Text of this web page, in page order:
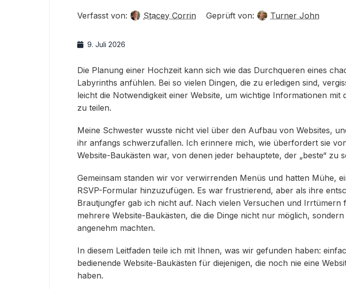
Verfasst von: Stacey Corrin Geprüft von: Turner John
9. Juli 2026
Die Planung einer Hochzeit kann sich wie das Durchqueren eines
Labyrinths anfühlen. Bei so vielen Dingen, die zu erledigen sind,
leicht die Notwendigkeit einer Website, um wichtige Informationen mit
zu teilen.
Meine Schwester wusste nicht viel über den Aufbau von Websites,
ihr anfangs schwerzufallen. Ich erinnere mich, wie überfordert sie
Website-Baukästen war, von denen jeder behauptete, der „beste“ zu
Gemeinsam standen wir vor verwirrenden Menüs und hatten Mühe,
RSVP-Formular hinzuzufügen. Es war frustrierend, aber als ihre
Brautjungfer gab ich nicht auf. Nach vielen Versuchen und Irrtümern
mehrere Website-Baukästen, die die Dinge nicht nur möglich,
angenehm machten.
In diesem Leitfaden teile ich mit Ihnen, was wir gefunden haben:
bedienende Website-Baukästen für diejenigen, die noch nie eine
haben.